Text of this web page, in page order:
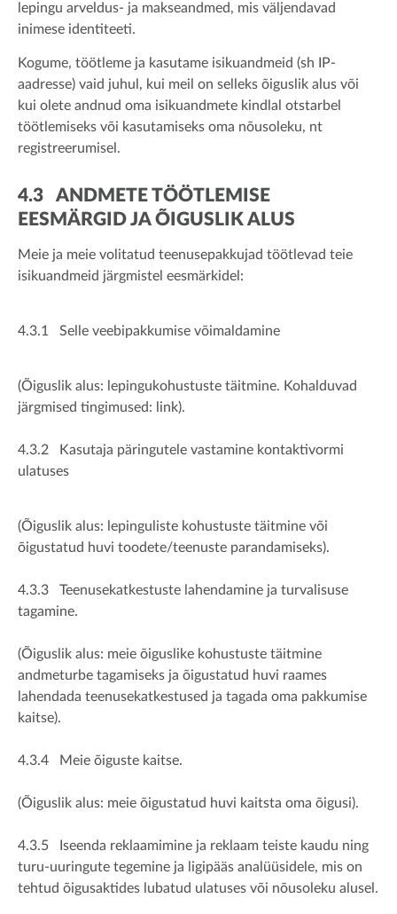
lepingu arveldus- ja makseandmed, mis väljendavad
inimese identiteeti.
Kogume, töötleme ja kasutame isikuandmeid (sh IP-
aadresse) vaid juhul, kui meil on selleks õiguslik alus või
kui olete andnud oma isikuandmete kindlal otstarbel
töötlemiseks või kasutamiseks oma nõusoleku, nt
registreerumisel.
4.3 ANDMETE TÖÖTLEMISE
EESMÄRGID JA ÕIGUSLIK ALUS
Meie ja meie volitatud teenusepakkujad töötlevad teie
isikuandmeid järgmistel eesmärkidel:
4.3.1 Selle veebipakkumise võimaldamine
(Õiguslik alus: lepingukohustuste täitmine. Kohalduvad
järgmised tingimused: link).
4.3.2 Kasutaja päringutele vastamine kontaktivormi
ulatuses
(Õiguslik alus: lepinguliste kohustuste täitmine või
õigustatud huvi toodete/teenuste parandamiseks).
4.3.3 Teenusekatkestuste lahendamine ja turvalisuse
tagamine.
(Õiguslik alus: meie õiguslike kohustuste täitmine
andmeturbe tagamiseks ja õigustatud huvi raames
lahendada teenusekatkestused ja tagada oma pakkumise
kaitse).
4.3.4 Meie õiguste kaitse.
(Õiguslik alus: meie õigustatud huvi kaitsta oma õigusi).
4.3.5 Iseenda reklaamimine ja reklaam teiste kaudu ning
turu-uuringute tegemine ja ligipääs analüüsidele, mis on
tehtud õigusaktides lubatud ulatuses või nõusoleku alusel.